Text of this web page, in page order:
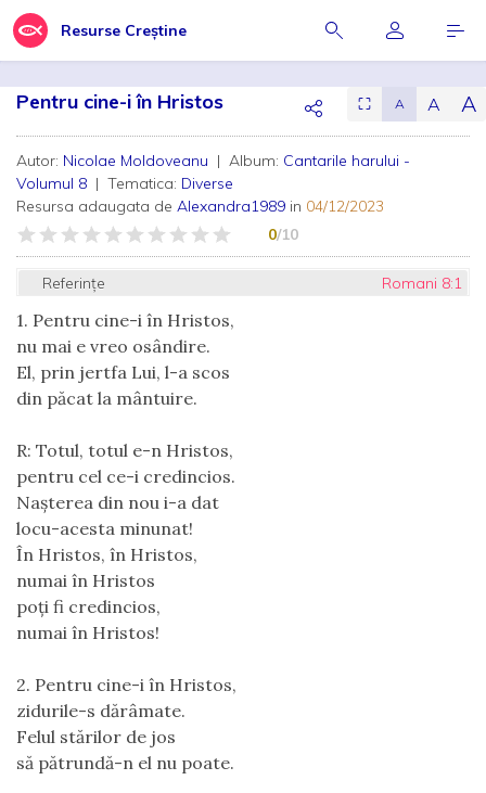
Resurse Creștine
Pentru cine-i în Hristos ⛶ A A A
Autor: Nicolae Moldoveanu | Album: Cantarile harului -
Volumul 8 | Tematica: Diverse
Resursa adaugata de Alexandra1989 in 04/12/2023
0/10
Referințe Romani 8:1
1. Pentru cine-i în Hristos,
nu mai e vreo osândire.
El, prin jertfa Lui, l-a scos
din păcat la mântuire.
R: Totul, totul e-n Hristos,
pentru cel ce-i credincios.
Nașterea din nou i-a dat
locu-acesta minunat!
În Hristos, în Hristos,
numai în Hristos
poți fi credincios,
numai în Hristos!
2. Pentru cine-i în Hristos,
zidurile-s dărâmate.
Felul stărilor de jos
să pătrundă-n el nu poate.